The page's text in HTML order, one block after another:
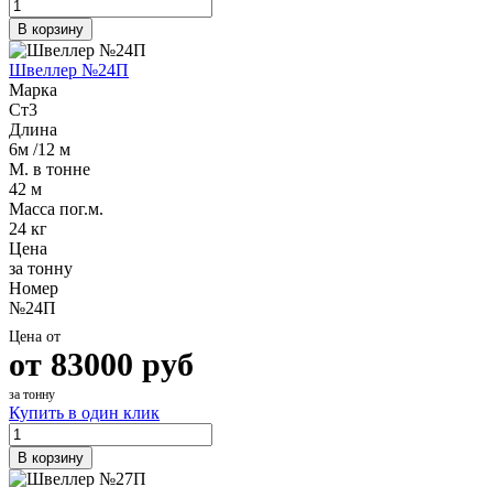
В корзину
Швеллер №24П
Марка
Ст3
Длина
6м /12 м
М. в тонне
42 м
Масса пог.м.
24 кг
Цена
за тонну
Номер
№24П
Цена от
от 83000 руб
за тонну
Купить в один клик
В корзину